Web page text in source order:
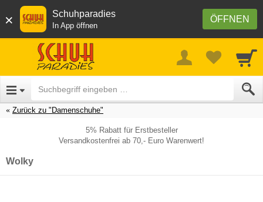
× ÖFFNEN
Schuhparadies
In App öffnen
Zurück zu "Damenschuhe"
5% Rabatt für Erstbesteller
Versandkostenfrei ab 70,- Euro Warenwert!
Wolky